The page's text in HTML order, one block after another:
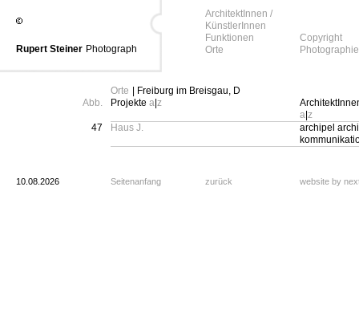
Rupert Steiner Photograph
ArchitektInnen /
KünstlerInnen
Funktionen
Orte
Copyright
Photographie
Orte
| Freiburg im Breisgau, D
Abb.
Projekte a z
a z
47
Haus J.
archipel
10.08.2026 Seitenanfang zurück website by